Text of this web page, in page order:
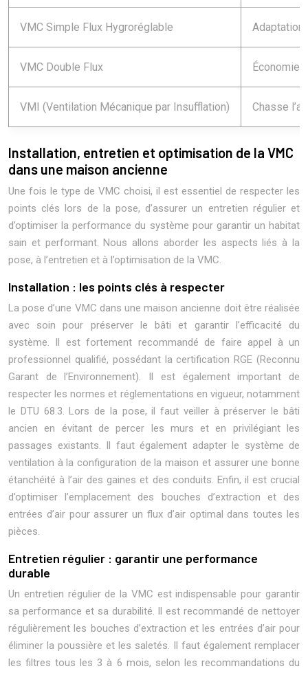
VMC Simple Flux Hygroréglable Adaptation
VMC Double Flux
VMI (Ventilation Mécanique par Insufflation) Chasse
Installation, entretien et optimisation de la VMC
dans une maison ancienne
Une fois le type de VMC choisi, il est essentiel de respecter les
points clés lors de la pose, d’assurer un entretien régulier et
d’optimiser la performance du système pour garantir un habitat
sain et performant. Nous allons aborder les aspects liés à la
pose, à l’entretien et à l’optimisation de la VMC.
Installation : les points clés à respecter
La pose d’une VMC dans une maison ancienne doit être réalisée
avec soin pour préserver le bâti et garantir l’efficacité du
système. Il est fortement recommandé de faire appel à un
professionnel qualifié, possédant la certification RGE (Reconnu
Garant de l’Environnement). Il est également important de
respecter les normes et réglementations en vigueur, notamment
le DTU 68.3. Lors de la pose, il faut veiller à préserver le bâti
ancien en évitant de percer les murs et en privilégiant les
passages existants. Il faut également adapter le système de
ventilation à la configuration de la maison et assurer une bonne
étanchéité à l’air des gaines et des conduits. Enfin, il est crucial
d’optimiser l’emplacement des bouches d’extraction et des
entrées d’air pour assurer un flux d’air optimal dans toutes les
pièces.
Entretien régulier : garantir une performance
durable
Un entretien régulier de la VMC est indispensable pour garantir
sa performance et sa durabilité. Il est recommandé de nettoyer
régulièrement les bouches d’extraction et les entrées d’air pour
éliminer la poussière et les saletés. Il faut également remplacer
les filtres tous les 3 à 6 mois, selon les recommandations du